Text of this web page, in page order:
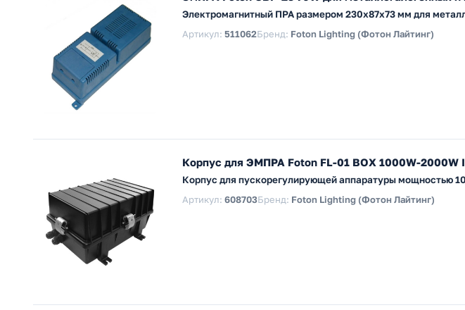
Электромагнитный ПРА размером 230x87x73 мм для
Артикул: 511062Бренд: Foton Lighting (Фотон Лайтинг)
Корпус для ЭМПРА Foton FL-01 BOX 1000W-2000W
Корпус для пускорегулирующей аппаратуры мощностью
Артикул: 608703Бренд: Foton Lighting (Фотон Лайтинг)